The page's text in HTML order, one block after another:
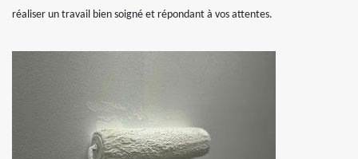
réaliser un travail bien soigné et répondant à vos attentes.